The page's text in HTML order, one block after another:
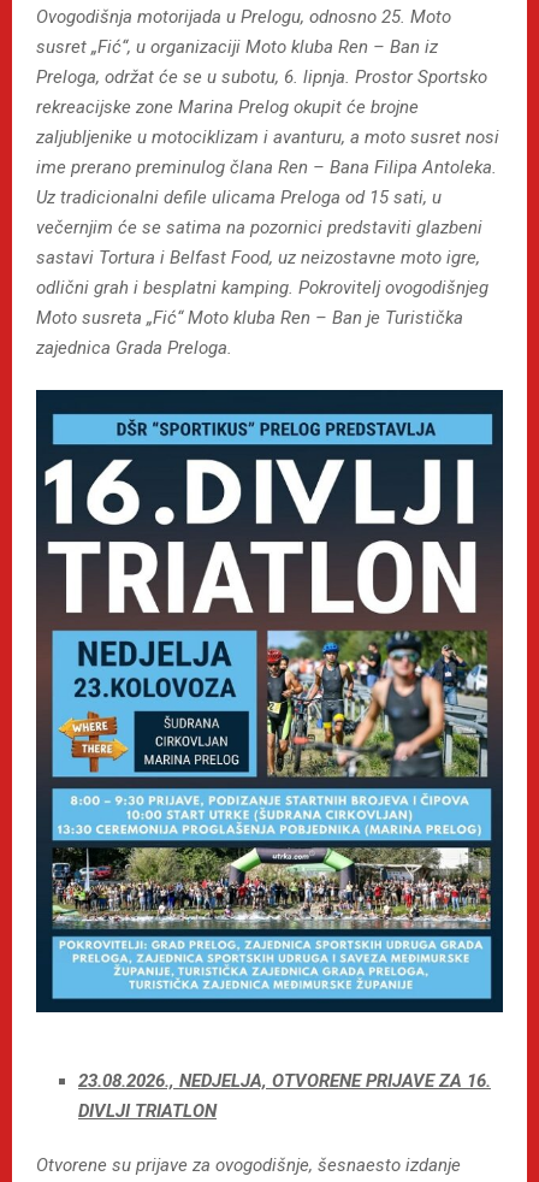
Ovogodišnja motorijada u Prelogu, odnosno 25. Moto
susret „Fić“, u organizaciji Moto kluba Ren – Ban iz
Preloga, održat će se u subotu, 6. lipnja. Prostor Sportsko
rekreacijske zone Marina Prelog okupit će brojne
zaljubljenike u motociklizam i avanturu, a moto susret nosi
ime prerano preminulog člana Ren – Bana Filipa Antoleka.
Uz tradicionalni defile ulicama Preloga od 15 sati, u
večernjim će se satima na pozornici predstaviti glazbeni
sastavi Tortura i Belfast Food, uz neizostavne moto igre,
odlični grah i besplatni kamping. Pokrovitelj ovogodišnjeg
Moto susreta „Fić“ Moto kluba Ren – Ban je Turistička
zajednica Grada Preloga.
23.08.2026., NEDJELJA, OTVORENE PRIJAVE ZA 16.
DIVLJI TRIATLON
Otvorene su prijave za ovogodišnje, šesnaesto izdanje